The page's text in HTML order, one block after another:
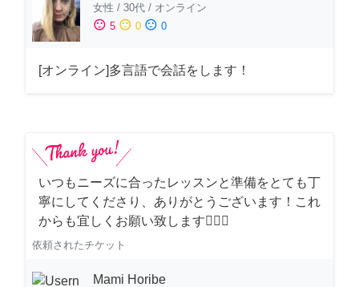
女性 / 30代 / オンライン
sentiment_satisfied 5 sentiment_neutral 0 sentiment_dissatisfied 0
[オンライン]多言語で会話をします！
いつもニーズに合ったレッスンと準備をとても丁
寧にしてくださり、ありがとうございます！これ
からも宜しくお願い致します🙇‍♀️✨
依頼されたチケット
Mami Horibe